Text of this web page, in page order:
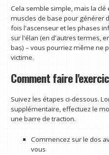
Cela semble simple, mais la
muscles de base pour générer
fois l'ascenseur et les phases
sur l'élan (en d'autres termes,
bas) – vous pourriez même ne
victime.
Comment faire
Suivez les étapes ci-dessous.
supplémentaire, effectuez le
une barre de traction.
Commencez sur le dos
vous